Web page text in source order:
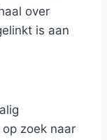
over
is aan
zoek naar